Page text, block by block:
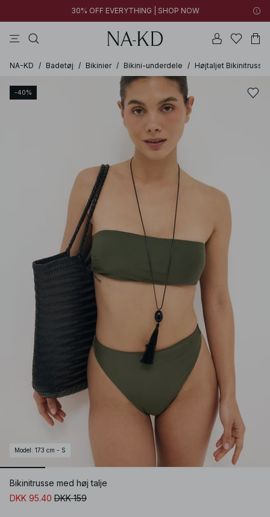
30% OFF EVERYTHING | SHOP NOW
NA-KD / Badetøj / Bikinier / Bikini-underdele / Højtaljet Bikinitrusse
-40%
Model : 173 cm - S
Bikinitrusse med høj talje
DKK 95.40 DKK 159